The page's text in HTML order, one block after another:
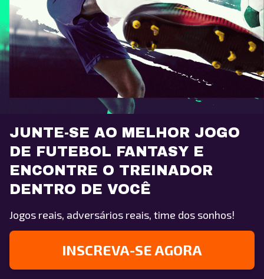
JUNTE-SE AO MELHOR JOGO
DE FUTEBOL FANTASY E
ENCONTRE O TREINADOR
DENTRO DE VOCÊ
Jogos reais, adversários reais, time dos sonhos!
INSCREVA-SE AGORA